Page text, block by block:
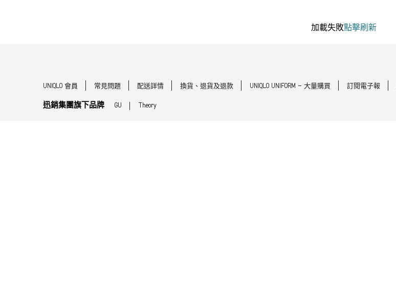
加載失敗點擊刷新
UNIQLO 會員 常見問題 配送詳情 換貨、退貨及退款 UNIQLO UNIFORM - 大量購買 訂閱電子報
迅銷集團旗下品牌 GU Theory